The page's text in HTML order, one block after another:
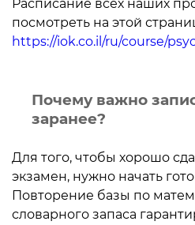
Расписание всех наших
посмотреть на этой
https://iok.co.il/ru/course/
Почему важно
заранее?
Для того, чтобы хорошо
экзамен, нужно начать
Повторение базы по
словарного запаса